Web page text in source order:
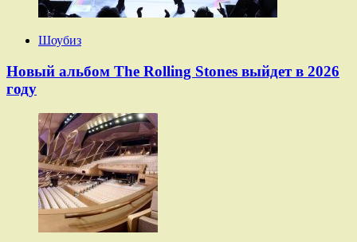
Шоубиз
Новый альбом The Rolling Stones выйдет в 2026
году